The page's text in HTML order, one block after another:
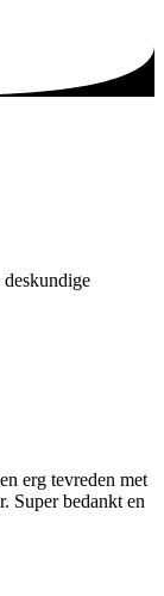
erg tevreden met
Super bedankt en